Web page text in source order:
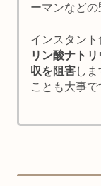
ーマンなどの
インスタン
リン酸ナト
収を阻害し
ことも大事で